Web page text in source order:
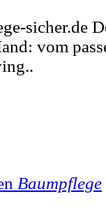
sicher.de
vom
Baumpflege